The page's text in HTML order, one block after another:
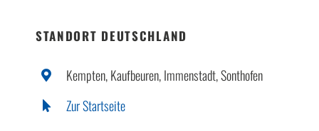
STANDORT DEUTSCHLAND
Kempten, Kaufbeuren, Immenstadt, Sonthofen
Zur Startseite